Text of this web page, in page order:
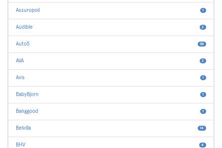
Assuropoil 1
Audible 2
Auto5 38
AVA 2
Avis 1
BabyBjorn 1
Banggood 1
Belvilla 14
BHV 4